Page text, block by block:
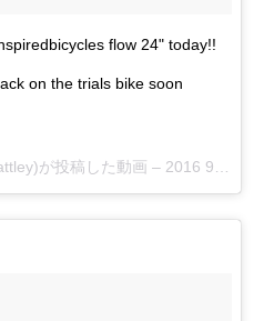
flow 24" today!!
on the trials bike soon
が投稿した動画 – 2016 9月 20 11:49午前 PDT